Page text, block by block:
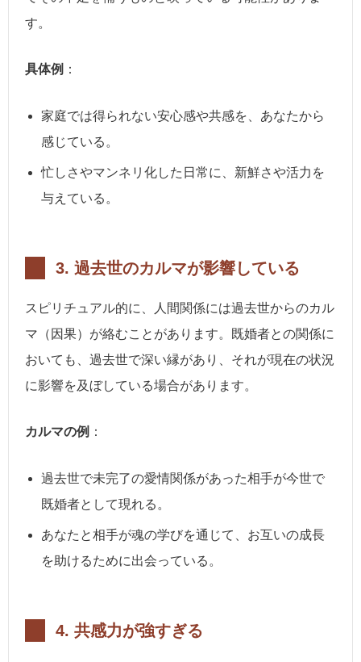
す。
具体例 ：
家庭では得られない安心感や共感を、あなたから
感じている。
忙しさやマンネリ化した日常に、新鮮さや活力を
与えている。
3. 過去世のカルマが影響している
スピリチュアル的に、人間関係には過去世からのカル
マ（因果）が絡むことがあります。既婚者との関係に
おいても、過去世で深い縁があり、それが現在の状況
に影響を及ぼしている場合があります。
カルマの例 ：
過去世で未完了の愛情関係があった相手が今世で
既婚者として現れる。
あなたと相手が魂の学びを通じて、お互いの成長
を助けるために出会っている。
4. 共感力が強すぎる